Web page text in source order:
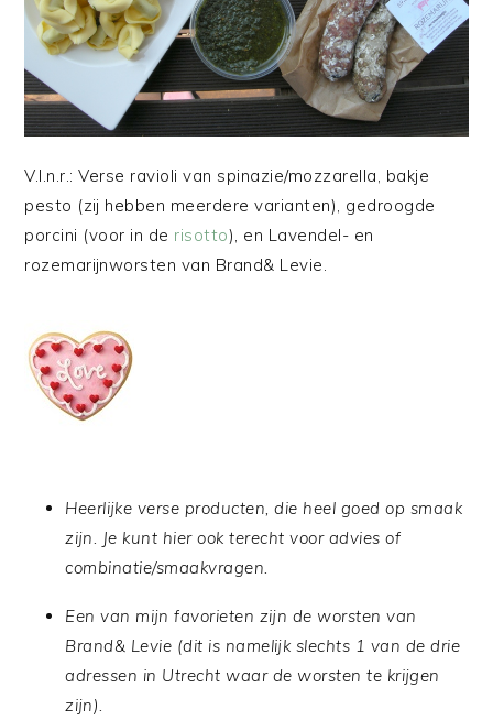
V.l.n.r.: Verse ravioli van spinazie/mozzarella, bakje
pesto (zij hebben meerdere varianten), gedroogde
porcini (voor in de risotto), en Lavendel- en
rozemarijnworsten van Brand& Levie.
Heerlijke verse producten, die heel goed op smaak
zijn. Je kunt hier ook terecht voor advies of
combinatie/smaakvragen.
Een van mijn favorieten zijn de worsten van
Brand& Levie (dit is namelijk slechts 1 van de drie
adressen in Utrecht waar de worsten te krijgen
zijn).